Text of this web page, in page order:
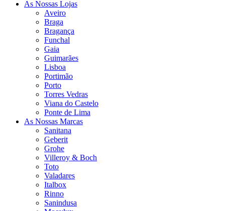
As Nossas Lojas
Aveiro
Braga
Bragança
Funchal
Gaia
Guimarães
Lisboa
Portimão
Porto
Torres Vedras
Viana do Castelo
Ponte de Lima
As Nossas Marcas
Sanitana
Geberit
Grohe
Villeroy & Boch
Toto
Valadares
Italbox
Rinno
Sanindusa